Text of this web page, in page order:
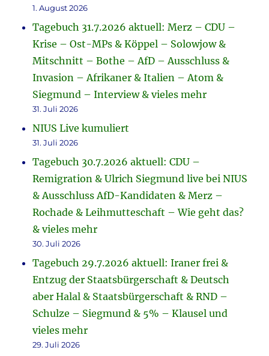
1. August 2026
Tagebuch 31.7.2026 aktuell: Merz – CDU –
Krise – Ost-MPs & Köppel – Solowjow &
Mitschnitt – Bothe – AfD – Ausschluss &
Invasion – Afrikaner & Italien – Atom &
Siegmund – Interview & vieles mehr
31. Juli 2026
NIUS Live kumuliert
31. Juli 2026
Tagebuch 30.7.2026 aktuell: CDU –
Remigration & Ulrich Siegmund live bei NIUS
& Ausschluss AfD-Kandidaten & Merz –
Rochade & Leihmutteschaft – Wie geht das?
& vieles mehr
30. Juli 2026
Tagebuch 29.7.2026 aktuell: Iraner frei &
Entzug der Staatsbürgerschaft & Deutsch
aber Halal & Staatsbürgerschaft & RND –
Schulze – Siegmund & 5% – Klausel und
vieles mehr
29. Juli 2026